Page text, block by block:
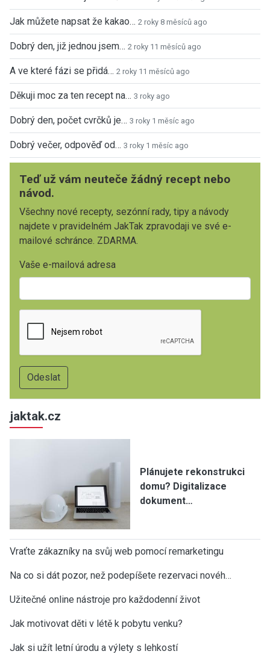
Jak můžete napsat že kakao… 2 roky 8 měsíců ago
Dobrý den, již jednou jsem… 2 roky 11 měsíců ago
A ve které fázi se přidá… 2 roky 11 měsíců ago
Děkuji moc za ten recept na… 3 roky ago
Dobrý den, počet cvrčků je… 3 roky 1 měsíc ago
Dobrý večer, odpověď od… 3 roky 1 měsíc ago
Teď už vám neuteče žádný recept nebo
návod.
Všechny nové recepty, sezónní rady, tipy a návody
najdete v pravidelném JakTak zpravodaji ve své e-
mailové schránce. ZDARMA.
Vaše e-mailová adresa
jaktak.cz
Plánujete rekonstrukci
domu? Digitalizace
dokument…
Vraťte zákazníky na svůj web pomocí remarketingu
Na co si dát pozor, než podepíšete rezervaci novéh…
Užitečné online nástroje pro každodenní život
Jak motivovat děti v létě k pobytu venku?
Jak si užít letní úrodu a výlety s lehkostí